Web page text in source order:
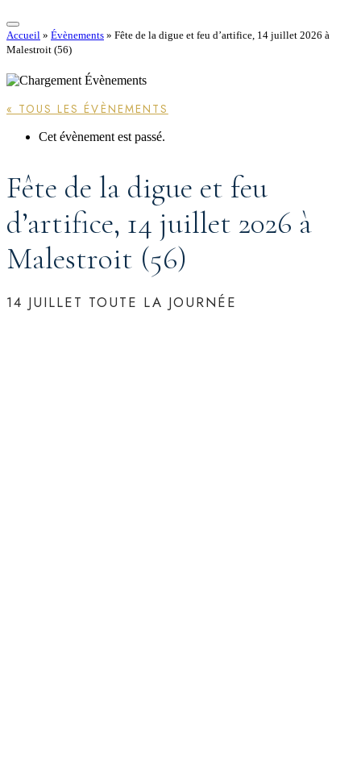
Accueil » Évènements » Fête de la digue et feu d’artifice, 14 juillet 2026 à
Malestroit (56)
« TOUS LES ÉVÈNEMENTS
Cet évènement est passé.
Fête de la digue et feu
d’artifice, 14 juillet 2026 à
Malestroit (56)
14 JUILLET TOUTE LA JOURNÉE